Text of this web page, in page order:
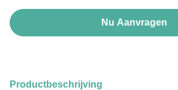
Nu Aanvragen
Productbeschrijving